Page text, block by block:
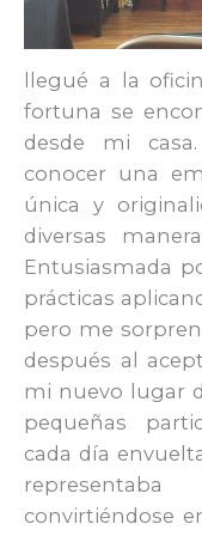
llegué a la
fortuna se
desde mi
conocer una
única y
diversas
Entusiasmada
prácticas
pero me
después al
mi nuevo lugar
pequeñas
cada día
convirtiéndose